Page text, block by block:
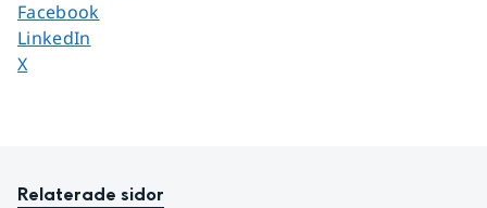
Dela sidan på
Facebook
Dela sidan på
LinkedIn
Dela sidan på
X
Relaterade sidor